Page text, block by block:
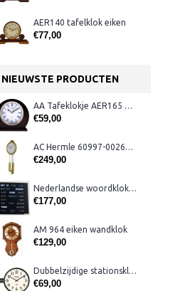
AER140 tafelklok eiken
€77,00
NIEUWSTE PRODUCTEN
AA Tafeklokje AER165 noten
€59,00
AC Hermle 60997-00261 wandklok
€249,00
Nederlandse woordklok zwart AMS 1265
€177,00
AM 964 eiken wandklok
€129,00
Dubbelzijdige stationsklok metaal 1879
€69,00